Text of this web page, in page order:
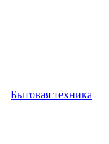
Бытовая техника